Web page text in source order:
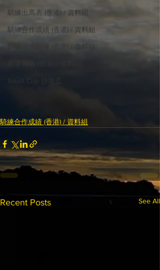
騎練出馬表 (香港) / 資料組
騎練合作成績 (香港) / 資料組
騎練場地數據 (香港) / 資料組
Saudi Cup 沙地盃
騎練合作成績 (香港) / 資料組
Recent Posts See All